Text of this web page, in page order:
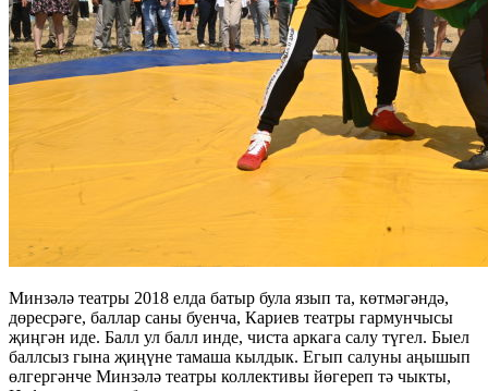
Минзәлә театры 2018 елда батыр була язып та, көтмәгәндә,
дөресрәге, баллар саны буенча, Кариев театры гармунчысы
җиңгән иде. Балл ул балл инде, чиста аркага салу түгел. Быел
баллсыз гына җиңүне тамаша кылдык. Егып салуны аңышып
өлгергәнче Минзәлә театры коллективы йөгереп тә чыкты,